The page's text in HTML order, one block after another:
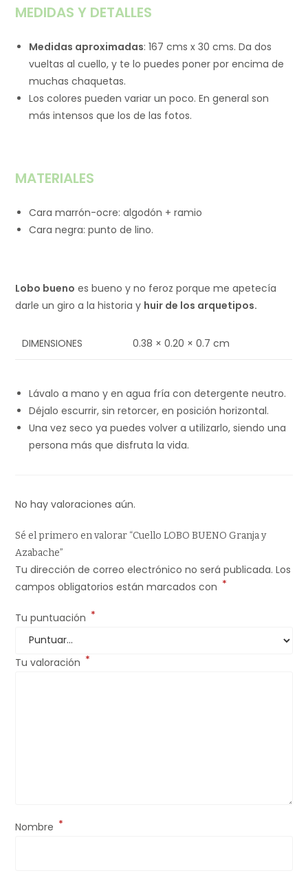
MEDIDAS Y DETALLES
Medidas aproximadas: 167 cms x 30 cms. Da dos
vueltas al cuello, y te lo puedes poner por encima de
muchas chaquetas.
Los colores pueden variar un poco. En general son
más intensos que los de las fotos.
MATERIALES
Cara marrón-ocre: algodón + ramio
Cara negra: punto de lino.
Lobo bueno es bueno y no feroz porque me apetecía
darle un giro a la historia y huir de los arquetipos.
DIMENSIONES 0.38 × 0.20 × 0.7 cm
Lávalo a mano y en agua fría con detergente neutro.
Déjalo escurrir, sin retorcer, en posición horizontal.
Una vez seco ya puedes volver a utilizarlo, siendo una
persona más que disfruta la vida.
No hay valoraciones aún.
Sé el primero en valorar “Cuello LOBO BUENO Granja y
Azabache”
Tu dirección de correo electrónico no será publicada. Los
campos obligatorios están marcados con *
Tu puntuación *
Tu valoración *
Nombre *